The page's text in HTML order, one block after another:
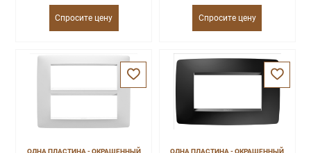
Спросите цену Спросите цену